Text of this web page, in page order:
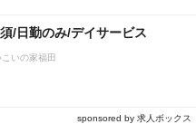
/日勤のみ/デイサービス
いの家福田
sponsored by 求人ボックス